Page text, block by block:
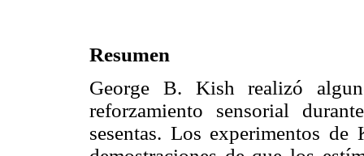
Resumen
George B. Kish realizó
reforzamiento sensorial
sesentas. Los experimentos